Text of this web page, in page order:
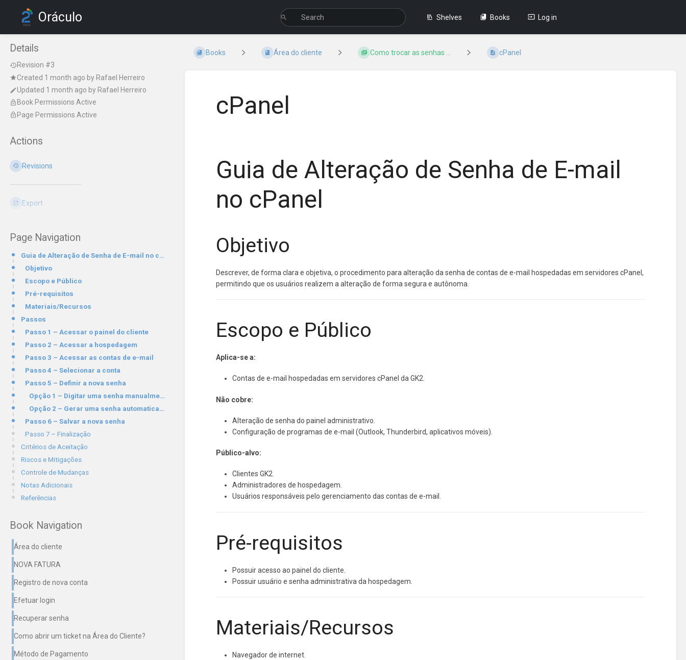
Oráculo Shelves Books Log in
Details
Revision #3
Created 1 month ago by Rafael Herreiro
Updated 1 month ago by Rafael Herreiro
Book Permissions Active
Page Permissions Active
Actions
Revisions
Export
Page Navigation
Guia de Alteração de Senha de E-mail no cPanel
Objetivo
Escopo e Público
Pré-requisitos
Materiais/Recursos
Passos
Passo 1 – Acessar o painel do cliente
Passo 2 – Acessar a hospedagem
Passo 3 – Acessar as contas de e-mail
Passo 4 – Selecionar a conta
Passo 5 – Definir a nova senha
Opção 1 – Digitar uma senha manualmente
Opção 2 – Gerar uma senha automaticamente
Passo 6 – Salvar a nova senha
Passo 7 – Finalização
Critérios de Aceitação
Riscos e Mitigações
Controle de Mudanças
Notas Adicionais
Referências
Book Navigation
Área do cliente
NOVA FATURA
Registro de nova conta
Efetuar login
Recuperar senha
Como abrir um ticket na Área do Cliente?
Método de Pagamento
Books Área do cliente Como trocar as senhas ... cPanel
cPanel
Guia de Alteração de Senha de E-mail
no cPanel
Objetivo
Descrever, de forma clara e objetiva, o procedimento para alteração da senha de contas de e-mail hospedadas em servidores cPanel,
permitindo que os usuários realizem a alteração de forma segura e autônoma.
Escopo e Público
Aplica-se a:
Contas de e-mail hospedadas em servidores cPanel da GK2.
Não cobre:
Alteração de senha do painel administrativo.
Configuração de programas de e-mail (Outlook, Thunderbird, aplicativos móveis).
Público-alvo:
Clientes GK2.
Administradores de hospedagem.
Usuários responsáveis pelo gerenciamento das contas de e-mail.
Pré-requisitos
Possuir acesso ao painel do cliente.
Possuir usuário e senha administrativa da hospedagem.
Materiais/Recursos
Navegador de internet.